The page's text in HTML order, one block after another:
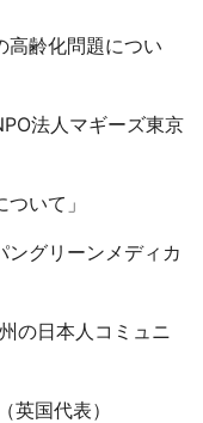
齢化問題につい
人マギーズ東京
いて」
リーンメディカ
の日本人コミュニ
国代表）